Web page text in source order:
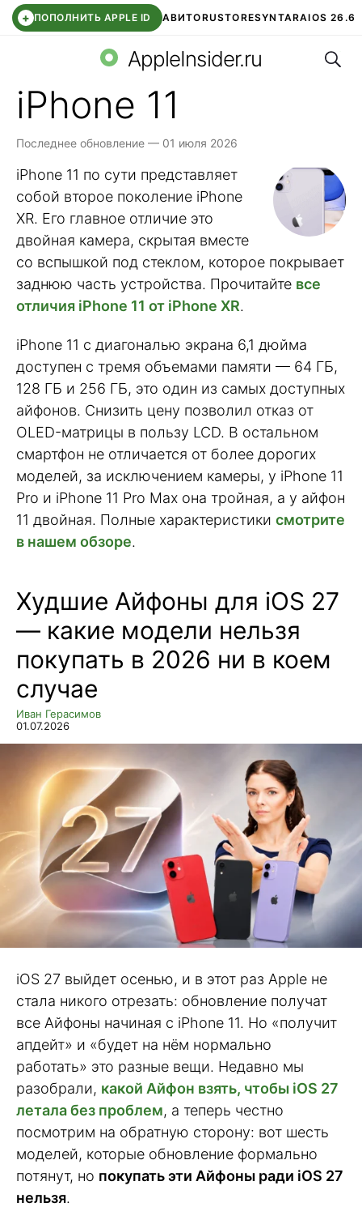
+ ПОПОЛНИТЬ APPLE ID АВИТОRUSTORESYNTARAIOS 26.6
СБЕР КИДС ЧАТ ROBLOXВТБ ОНЛАЙН
AppleInsider.ru
iPhone 11
Последнее обновление — 01 июля 2026
iPhone 11 по сути представляет
собой второе поколение iPhone
XR. Его главное отличие это
двойная камера, скрытая вместе
со вспышкой под стеклом, которое покрывает
заднюю часть устройства. Прочитайте все
отличия iPhone 11 от iPhone XR.
iPhone 11 с диагональю экрана 6,1 дюйма
доступен с тремя объемами памяти — 64 ГБ,
128 ГБ и 256 ГБ, это один из самых доступных
айфонов. Снизить цену позволил отказ от
OLED-матрицы в пользу LCD. В остальном
смартфон не отличается от более дорогих
моделей, за исключением камеры, у iPhone 11
Pro и iPhone 11 Pro Max она тройная, а у айфон
11 двойная. Полные характеристики смотрите
в нашем обзоре.
Худшие Айфоны для iOS 27
— какие модели нельзя
покупать в 2026 ни в коем
случае
Иван Герасимов
01.07.2026
iOS 27 выйдет осенью, и в этот раз Apple не
стала никого отрезать: обновление получат
все Айфоны начиная с iPhone 11. Но «получит
апдейт» и «будет на нём нормально
работать» это разные вещи. Недавно мы
разобрали, какой Айфон взять, чтобы iOS 27
летала без проблем, а теперь честно
посмотрим на обратную сторону: вот шесть
моделей, которые обновление формально
потянут, но покупать эти Айфоны ради iOS 27
нельзя.